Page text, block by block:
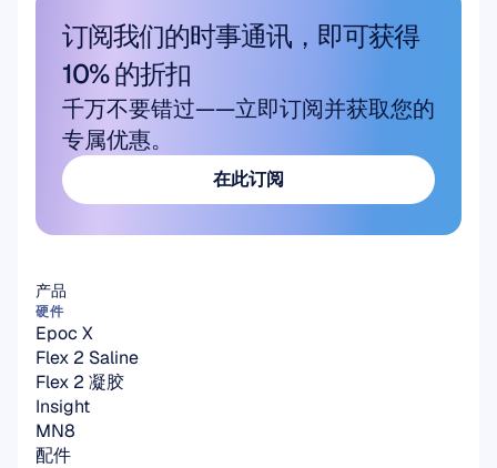
订阅我们的时事通讯，即可获得
10% 的折扣
千万不要错过——立即订阅并获取您的
专属优惠。
在此订阅
产品
硬件
Epoc X
Flex 2 Saline
Flex 2 凝胶
Insight
MN8
配件